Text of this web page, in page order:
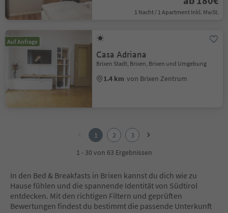
1 Nacht / 1 Apartment Inkl. MwSt.
Auf Anfrage
Casa Adriana
Brixen Stadt, Brixen, Brixen und Umgebung
1.4 km von Brixen Zentrum
1 2
3
1 - 30 von 63 Ergebnissen
In den Bed & Breakfasts in Brixen kannst du dich wie zu
Hause fühlen und die spannende Identität von Südtirol
entdecken. Mit den richtigen Filtern und geprüften
Bewertungen findest du bestimmt die passende Unterkunft